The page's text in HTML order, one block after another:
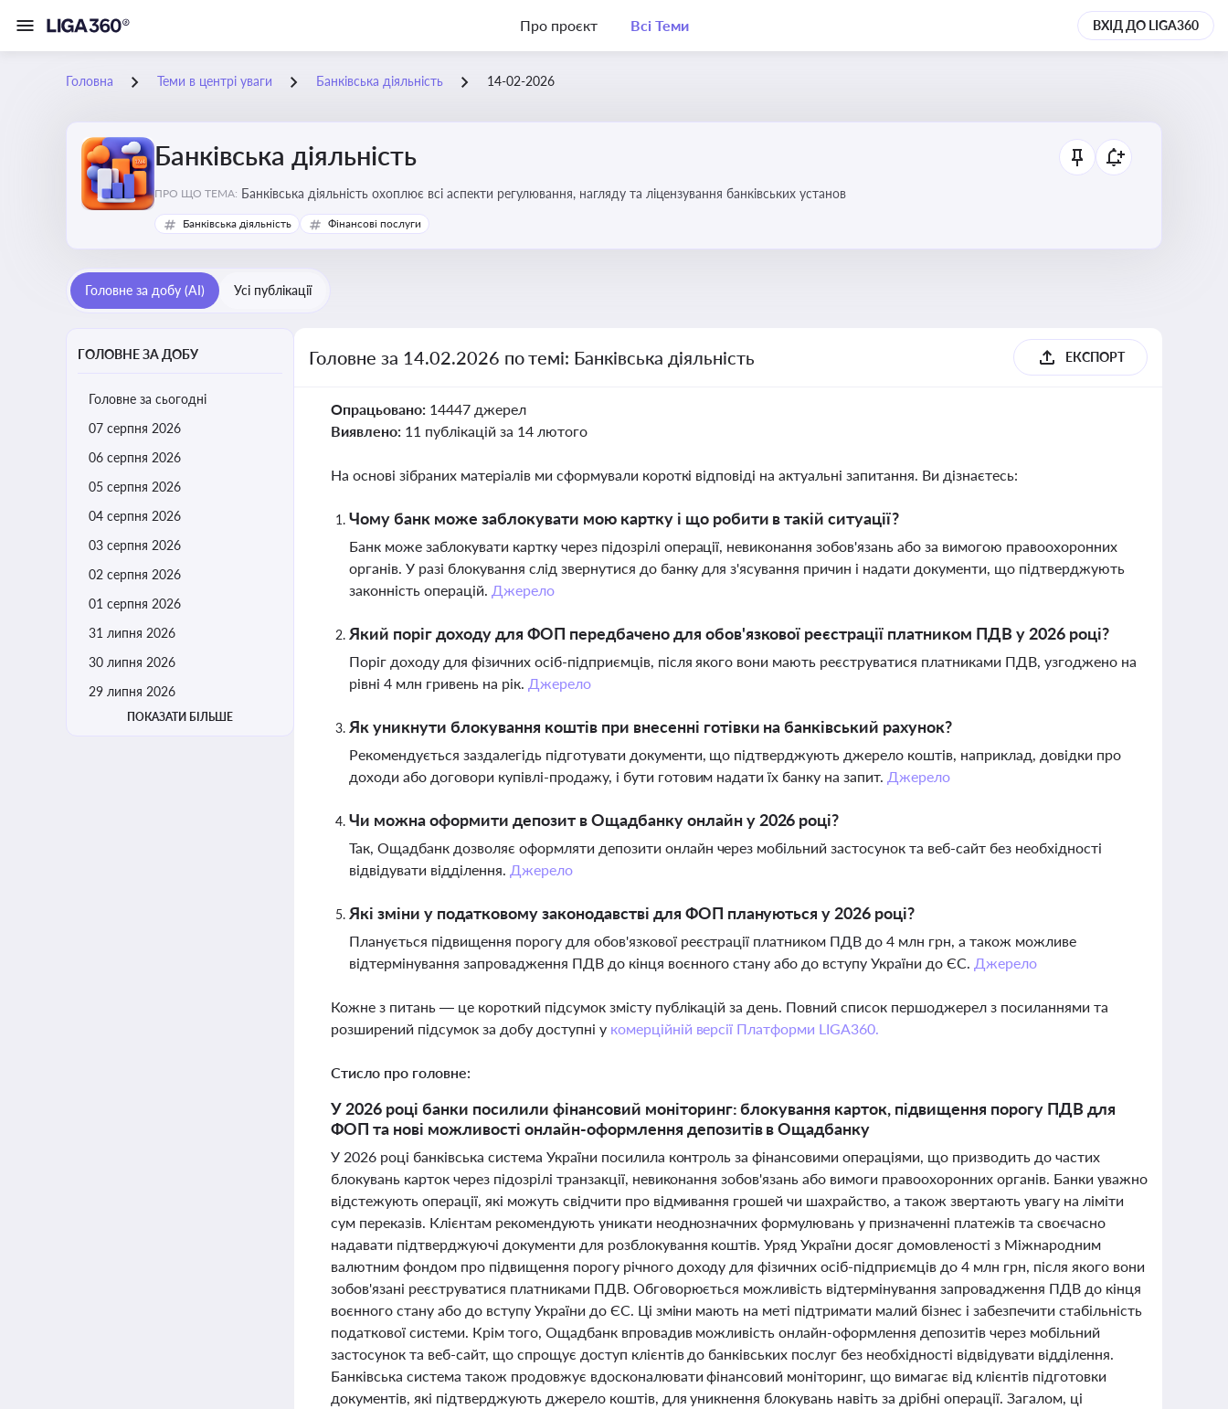
Про проєкт Всі Теми ВХІД ДО LIGA360
Головна Теми в центрі уваги Банківська діяльність 14-02-2026
Банківська діяльність
ПРО ЩО ТЕМА: Банківська діяльність охоплює всі аспекти регулювання, нагляду та ліцензування банківських установ
Банківська діяльність Фінансові послуги
Головне за добу (AI) Усі публікації
ГОЛОВНЕ ЗА ДОБУ
Головне за сьогодні
07 серпня 2026
06 серпня 2026
05 серпня 2026
04 серпня 2026
03 серпня 2026
02 серпня 2026
01 серпня 2026
31 липня 2026
30 липня 2026
29 липня 2026
ПОКАЗАТИ БІЛЬШЕ
Головне за 14.02.2026 по темі: Банківська діяльність ЕКСПОРТ
Опрацьовано: 14447 джерел
Виявлено: 11 публікацій за 14 лютого
На основі зібраних матеріалів ми сформували короткі відповіді на актуальні запитання. Ви дізнаєтесь:
Чому банк може заблокувати мою картку і що робити в такій ситуації?
Банк може заблокувати картку через підозрілі операції, невиконання зобов'язань або за вимогою правоохоронних
органів. У разі блокування слід звернутися до банку для з'ясування причин і надати документи, що підтверджують
законність операцій. Джерело
Який поріг доходу для ФОП передбачено для обов'язкової реєстрації платником ПДВ у 2026 році?
Поріг доходу для фізичних осіб-підприємців, після якого вони мають реєструватися платниками ПДВ, узгоджено на
рівні 4 млн гривень на рік. Джерело
Як уникнути блокування коштів при внесенні готівки на банківський рахунок?
Рекомендується заздалегідь підготувати документи, що підтверджують джерело коштів, наприклад, довідки про
доходи або договори купівлі-продажу, і бути готовим надати їх банку на запит. Джерело
Чи можна оформити депозит в Ощадбанку онлайн у 2026 році?
Так, Ощадбанк дозволяє оформляти депозити онлайн через мобільний застосунок та веб-сайт без необхідності
відвідувати відділення. Джерело
Які зміни у податковому законодавстві для ФОП плануються у 2026 році?
Планується підвищення порогу для обов'язкової реєстрації платником ПДВ до 4 млн грн, а також можливе
відтермінування запровадження ПДВ до кінця воєнного стану або до вступу України до ЄС. Джерело
Кожне з питань — це короткий підсумок змісту публікацій за день. Повний список першоджерел з посиланнями та
розширений підсумок за добу доступні у комерційній версії Платформи LIGA360.
Стисло про головне:
У 2026 році банки посилили фінансовий моніторинг: блокування карток, підвищення порогу ПДВ для
ФОП та нові можливості онлайн-оформлення депозитів в Ощадбанку
У 2026 році банківська система України посилила контроль за фінансовими операціями, що призводить до частих
блокувань карток через підозрілі транзакції, невиконання зобов'язань або вимоги правоохоронних органів. Банки уважно
відстежують операції, які можуть свідчити про відмивання грошей чи шахрайство, а також звертають увагу на ліміти
сум переказів. Клієнтам рекомендують уникати неоднозначних формулювань у призначенні платежів та своєчасно
надавати підтверджуючі документи для розблокування коштів. Уряд України досяг домовленості з Міжнародним
валютним фондом про підвищення порогу річного доходу для фізичних осіб-підприємців до 4 млн грн, після якого вони
зобов'язані реєструватися платниками ПДВ. Обговорюється можливість відтермінування запровадження ПДВ до кінця
воєнного стану або до вступу України до ЄС. Ці зміни мають на меті підтримати малий бізнес і забезпечити стабільність
податкової системи. Крім того, Ощадбанк впровадив можливість онлайн-оформлення депозитів через мобільний
застосунок та веб-сайт, що спрощує доступ клієнтів до банківських послуг без необхідності відвідувати відділення.
Банківська система також продовжує вдосконалювати фінансовий моніторинг, що вимагає від клієнтів підготовки
документів, які підтверджують джерело коштів, для уникнення блокувань навіть за дрібні операції. Загалом, ці